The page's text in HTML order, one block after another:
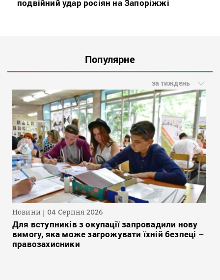
подвійний удар росіян на Запоріжжі
Популярне
за тиждень
Новини 04 Серпня 2026
Для вступників з окупації запровадили нову
вимогу, яка може загрожувати їхній безпеці –
правозахисники